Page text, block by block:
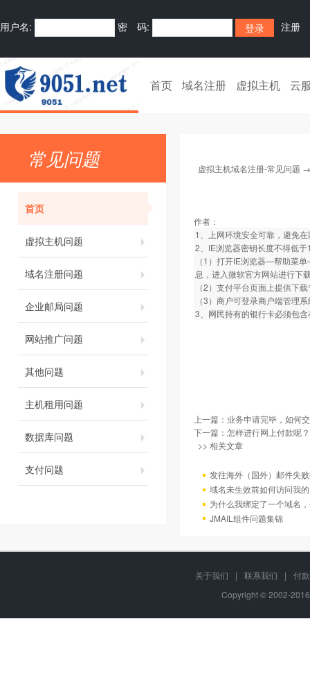
用户名: 密 码: 注册
首页 域名注册 虚拟主机 云
常见问题
首页
虚拟主机问题
域名注册问题
企业邮局问题
网站推广问题
其他问题
主机租用问题
数据库问题
支付问题
虚拟主机域名注册-常见问题
作者：
1、上网环境安全可靠，避免
2、IE浏览器密钥长度不得低
（1）打开IE浏览器—帮助菜
息，进入微软官方网站进行下
（2）支付平台页面上提供下
（3）商户可登录商户端管理
3、网民持有的银行卡必须包
上一篇： 业务申请完毕，如何
下一篇： 怎样进行网上付款呢？
>> 相关文章
发往海外（国外）邮件失
域名未生效前如何访问我
为什么我绑定了一个域名
JMAIL组件问题集锦
关于我们 | 联系我们 |
付
Copyright © 2002-